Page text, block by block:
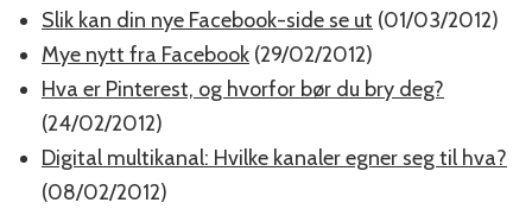
Slik kan din nye Facebook-side se ut (01/03/2012)
Mye nytt fra Facebook (29/02/2012)
Hva er Pinterest, og hvorfor bør du bry deg?
(24/02/2012)
Digital multikanal: Hvilke kanaler egner seg til hva?
(08/02/2012)